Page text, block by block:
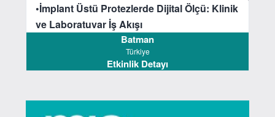
•İmplant Üstü Protezlerde Dijital Ölçü: Klinik
ve Laboratuvar İş Akışı
Batman
Türkiye
Etkinlik Detayı